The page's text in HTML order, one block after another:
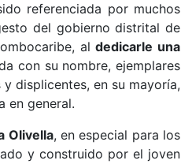
referenciada por muchos
del gobierno distrital de
aldedicarle una
con su nombre, ejemplares
displicentes, en su mayoría,
en general.
Olivella, en especial para los
y construido por el joven